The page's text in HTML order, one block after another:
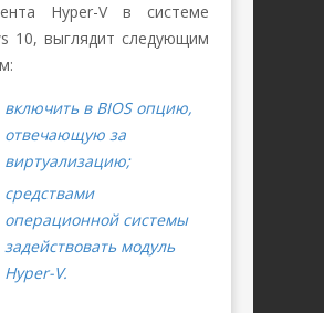
Hyper-V в системе
10, выглядит следующим
включить в BIOS опцию,
отвечающую за
виртуализацию;
средствами
операционной системы
задействовать модуль
Hyper-V.